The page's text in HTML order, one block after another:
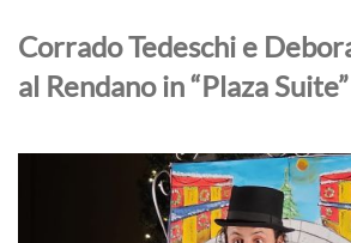
Corrado Tedeschi e
al Rendano in “Plaza Suite”